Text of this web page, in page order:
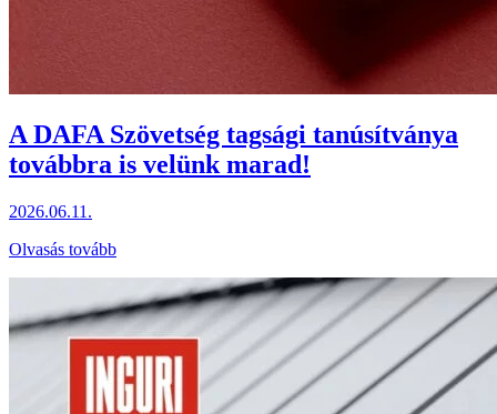
A DAFA Szövetség tagsági tanúsítványa
továbbra is velünk marad!
2026.06.11.
Olvasás tovább